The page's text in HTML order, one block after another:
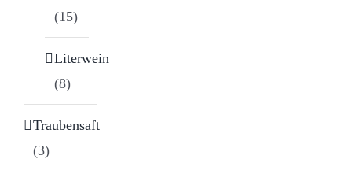
(15)
Literwein
(8)
Traubensaft
(3)